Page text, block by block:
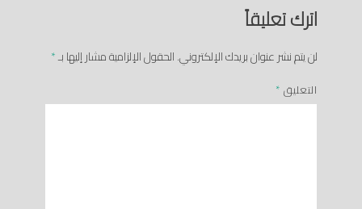
اترك تعليقاً
لن يتم نشر عنوان بريدك الإلكتروني.الحقول الإلزامية مشار إليها بـ*
التعليق *